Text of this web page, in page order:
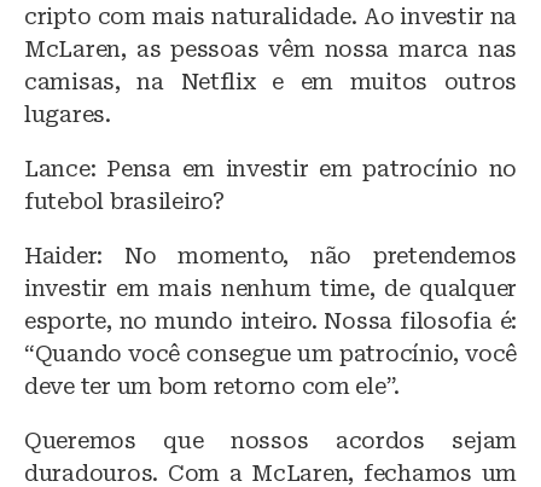
cripto com mais naturalidade. Ao investir na
McLaren, as pessoas vêm nossa marca nas
camisas, na Netflix e em muitos outros
lugares.
Lance: Pensa em investir em patrocínio no
futebol brasileiro?
Haider: No momento, não pretendemos
investir em mais nenhum time, de qualquer
esporte, no mundo inteiro. Nossa filosofia é:
“Quando você consegue um patrocínio, você
deve ter um bom retorno com ele”.
Queremos que nossos acordos sejam
duradouros. Com a McLaren, fechamos um